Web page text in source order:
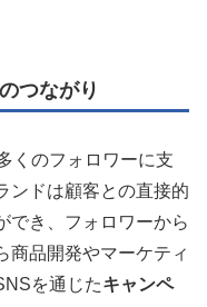
つながり
くのフォロワーに支
ンドは顧客との直接的
でき、フォロワーから
商品開発やマーケティ
を通じたキャンペ